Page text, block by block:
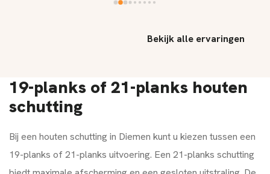
Bekijk alle ervaringen
19-planks of 21-planks houten
schutting
Bij een houten schutting in Diemen kunt u kiezen tussen een
19-planks of 21-planks uitvoering. Een 21-planks schutting